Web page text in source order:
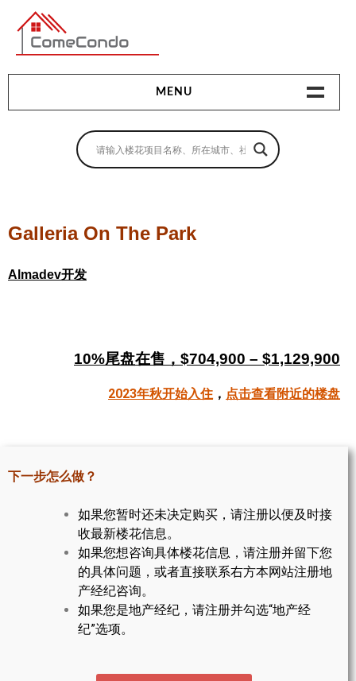
多伦多最新最全的楼花搜索引擎
MENU
地产相关
卖房指南
贷款指南
楼花地图
楼花转让专区
多伦多市中心楼花项目
怡陶碧谷社区介绍
Galleria On The Park
Almadev开发
10%尾盘在售，$704,900 – $1,129,900
2023年秋开始入住 ， 点击查看附近的楼盘
下一步怎么做？
如果您暂时还未决定购买，请注册以便及时接
收最新楼花信息。
如果您想咨询具体楼花信息，请注册并留下您
的具体问题，或者直接联系右方本网站注册地
产经纪咨询。
如果您是地产经纪，请注册并勾选“地产经
纪”选项。